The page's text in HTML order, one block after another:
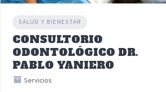
SALUD Y BIENESTAR
CONSULTORIO
ODONTOLÓGICO DR.
PABLO YANIERO
Servicios